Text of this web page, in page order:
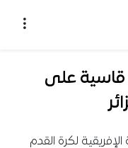
قاسية على
لكرة القدم